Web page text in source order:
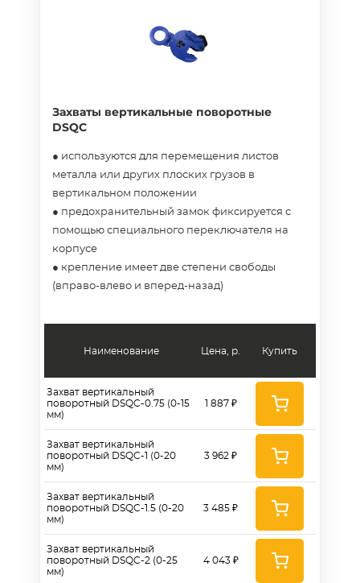
Захваты вертикальные поворотные
DSQC
● используются для перемещения листов
металла или других плоских грузов в
вертикальном положении
● предохранительный замок фиксируется с
помощью специального переключателя на
корпусе
● крепление имеет две степени свободы
(вправо-влево и вперед-назад)
Наименование
Захват вертикальный
поворотный DSQC-0.75 (0-15
мм)
Захват вертикальный
поворотный DSQC-1 (0-20
мм)
Захват вертикальный
поворотный DSQC-1.5 (0-20
мм)
Захват вертикальный
поворотный DSQC-2 (0-25
мм)
Цена, р.
1 887 ₽
3 962 ₽
3 485 ₽
4 043 ₽
Купить